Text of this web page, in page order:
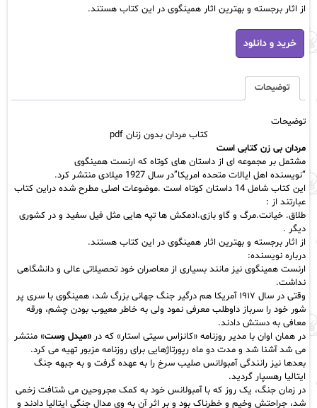
از اثار برجسته و بهترین اثار همینگوی در این کتاب هستند.
کتاب
مردان
بدون
عدد
خرید و دانلود
توضیحات
توضیحات
کتاب مردان بدون زنان pdf
مردان بی زن کتابی است
مشتمل بر مجموعه ای ازداستان های کوتاهکه ارنست همینگوی
“نویسنده اهل ایالات متحده امریکا”در سال 1927 میلادی منتشر کرد.
این کتاب شامل 14 داستان کوتاه است .موضوعات اصلی مطرح شده دراین کتاب
عبارتند از :
طلاق. خیانت.مرگ و گاو بازی.ادمکش ها تپه هایی مثل فیل سفید و در کشوری
دیگر .
از اثار برجسته و بهترین اثار همینگوی در این کتاب هستند.
درباره نویسنده:
ارنست همینگوی نیز مانند بسیاری از معاصران خود تحصیلاتی عالی و دانشگاهی
نداشت.
وقتی در سال ۱۹۱۷ آمریکا هم درگیر جنگ جهانی بزرگ شد، همینگوی با سری پر
شور خود را سرباز داوطلب معرفی نمود ولی به خاطر معیوب بودن چشم، ورقه
معافی به دستش دادند.
در همان اوان با مدیر روزنامه «کانزاس سیتی استار» که در «میدل وست» منتشر
می شد آشنا شد و مدت دو ماه رپورتاژهایی برای روزنامه مزبور تهیه می کرد.
بعدها نیز رانندگی آمبولانس صلیب سرخ را به عهده گرفت و به جبهه جنگ
ایتالیا رهسپار گردید.
در زمان جنگ، یک روز که با آمبولانس خود به کمک مجروحین می شتافت زخمی
شد، جراحتش وخیم و خطرناک بود و بر اثر آن به وی مدال جنگی ایتالیا دادند و